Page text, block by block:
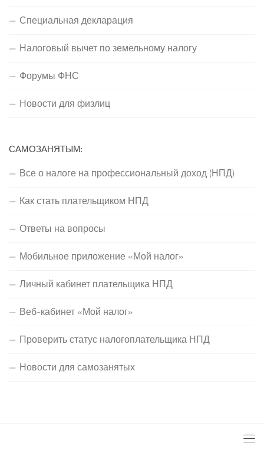
Специальная декларация
Налоговый вычет по земельному налогу
Форумы ФНС
Новости для физлиц
САМОЗАНЯТЫМ:
Все о налоге на профессиональный доход (НПД)
Как стать плательщиком НПД
Ответы на вопросы
Мобильное приложение «Мой налог»
Личный кабинет плательщика НПД
Веб-кабинет «Мой налог»
Проверить статус налогоплательщика НПД
Новости для самозанятых